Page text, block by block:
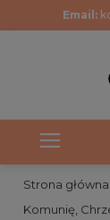
Email:
Strona główna
Komunię,